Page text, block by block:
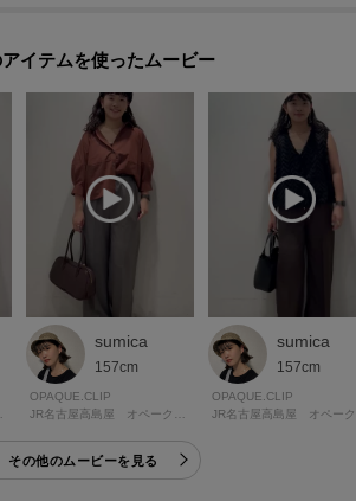
アイテムを使ったムービー
sumica
157cm
OPAQUE.CLIP
sumica
157cm
OPAQUE.CLIP
その他のムービーを見る